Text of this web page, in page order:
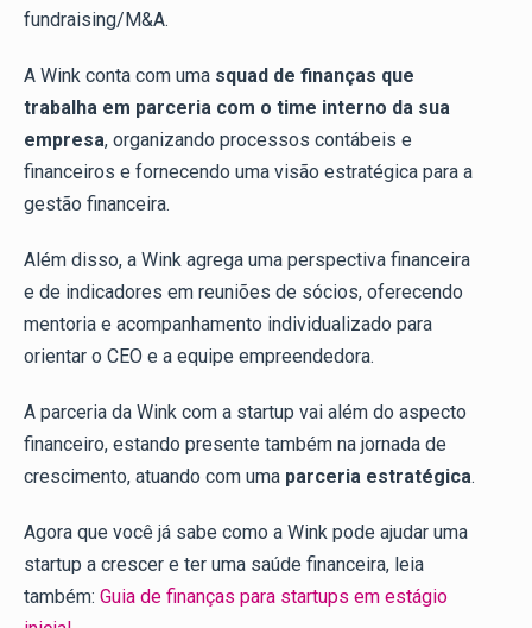
fundraising/M&A.
A Wink conta com uma squad de finanças que
trabalha em parceria com o time interno da sua
empresa, organizando processos contábeis e
financeiros e fornecendo uma visão estratégica para a
gestão financeira.
Além disso, a Wink agrega uma perspectiva financeira
e de indicadores em reuniões de sócios, oferecendo
mentoria e acompanhamento individualizado para
orientar o CEO e a equipe empreendedora.
A parceria da Wink com a startup vai além do aspecto
financeiro, estando presente também na jornada de
crescimento, atuando com uma parceria estratégica.
Agora que você já sabe como a Wink pode ajudar uma
startup a crescer e ter uma saúde financeira, leia
também: Guia de finanças para startups em estágio